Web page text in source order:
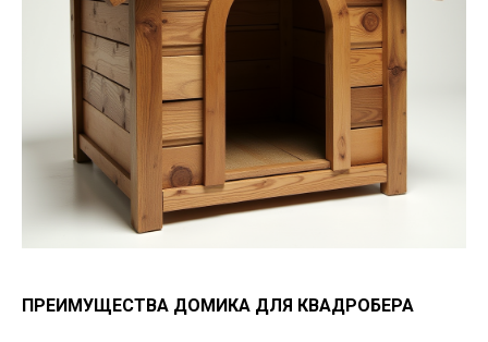
ПРЕИМУЩЕСТВА ДОМИКА ДЛЯ КВАДРОБЕРА